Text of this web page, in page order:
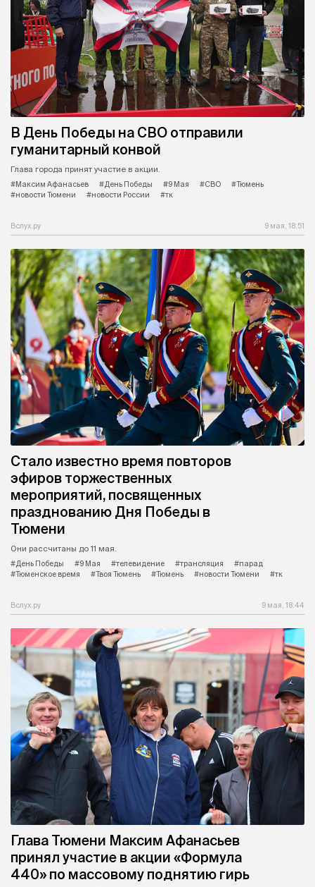
В День Победы на СВО отправили
гуманитарный конвой
Глава города принят участие в акции.
#Максим Афанасьев
#День Победы #9 Мая #СВО
#Тюмень
#новости Тюмени
#новости России #тк
Вслух.ру 9 мая, 18:51
Стало известно время повторов
эфиров торжественных
мероприятий, посвященных
празднованию Дня Победы в
Тюмени
Они рассчитаны до 11 мая.
#День Победы
#9 Мая #телевидение #трансляция
#парад
#Тюменское время
#Твоя Тюмень #Тюмень #новости Тюмени #тк
Вслух.ру 9 мая, 18:44
Глава Тюмени Максим Афанасьев
принял участие в акции «Формула
440» по массовому поднятию гирь